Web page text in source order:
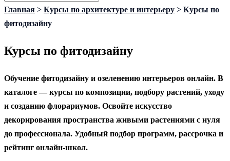
к
содержанию
for:
Главная > Курсы по архитектуре и интерьеру > Курсы по
фитодизайну
Курсы по фитодизайну
Обучение фитодизайну и озеленению интерьеров онлайн. В
каталоге — курсы по композиции, подбору растений, уходу
и созданию флорариумов. Освойте искусство
декорирования пространства живыми растениями с нуля
до профессионала. Удобный подбор программ, рассрочка и
рейтинг онлайн-школ.